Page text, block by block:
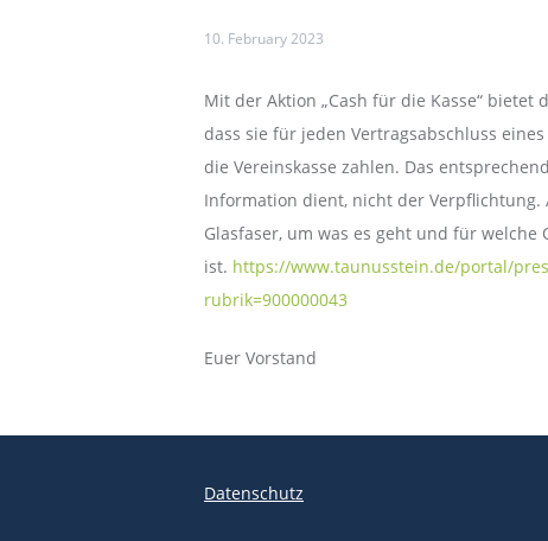
10. February 2023
Mit der Aktion „Cash für die Kasse“
dass sie für jeden Vertragsabschluss
die Vereinskasse zahlen. Das
Information dient, nicht der Verpflichtung.
Glasfaser, um was es geht und für welche
ist. https://www.taunusstein.de/portal/
rubrik=900000043
Euer Vorstand
Datenschutz